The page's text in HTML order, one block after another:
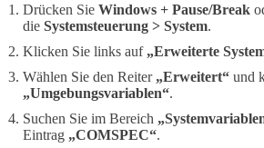
Drücken Sie Windows + Pause/Break
die Systemsteuerung > System.
Klicken Sie links auf „Erweiterte
Wählen Sie den Reiter „Erweitert“ und
„Umgebungsvariablen“.
Suchen Sie im Bereich
Eintrag „COMSPEC“.